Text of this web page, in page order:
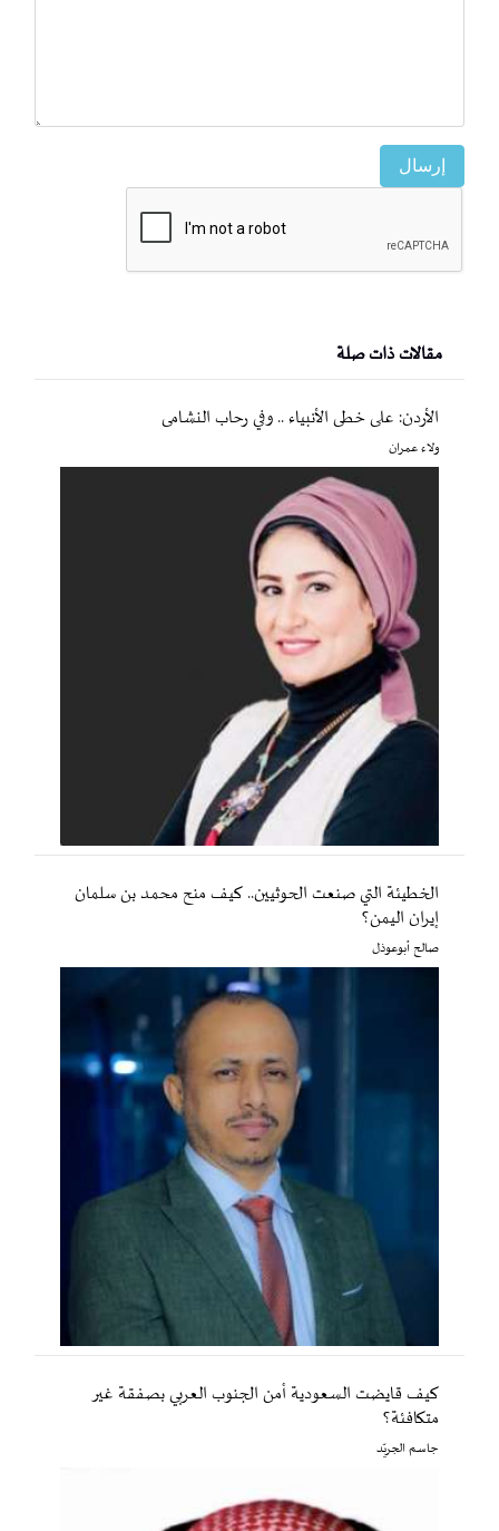
إرسال
مقالات ذات صلة
الأردن: على خطى الأنبياء .. وفي رحاب النشامى
ولاء عمران
الخطيئة التي صنعت الحوثيين.. كيف منح محمد بن سلمان
إيران اليمن؟
صالح أبوعوذل
كيف قايضت السعودية أمن الجنوب العربي بصفقة غير
متكافئة؟
جاسم الجريّد